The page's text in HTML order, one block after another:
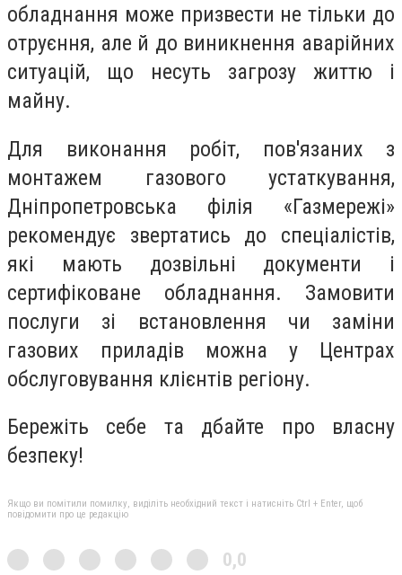
обладнання може призвести не тільки до
отруєння, але й до виникнення аварійних
ситуацій, що несуть загрозу життю і
майну.
Для виконання робіт, пов'язаних з
монтажем газового устаткування,
Дніпропетровська філія «Газмережі»
рекомендує звертатись до спеціалістів,
які мають дозвільні документи і
сертифіковане обладнання. Замовити
послуги зі встановлення чи заміни
газових приладів можна у Центрах
обслуговування клієнтів регіону.
Бережіть себе та дбайте про власну
безпеку!
Якщо ви помітили помилку, виділіть необхідний текст і натисніть Ctrl + Enter, щоб
повідомити про це редакцію
0,0